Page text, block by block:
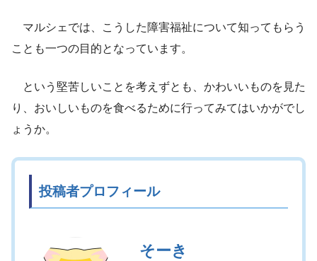
マルシェでは、こうした障害福祉について知ってもらう
ことも一つの目的となっています。
という堅苦しいことを考えずとも、かわいいものを見た
り、おいしいものを食べるために行ってみてはいかがでし
ょうか。
投稿者プロフィール
そーき